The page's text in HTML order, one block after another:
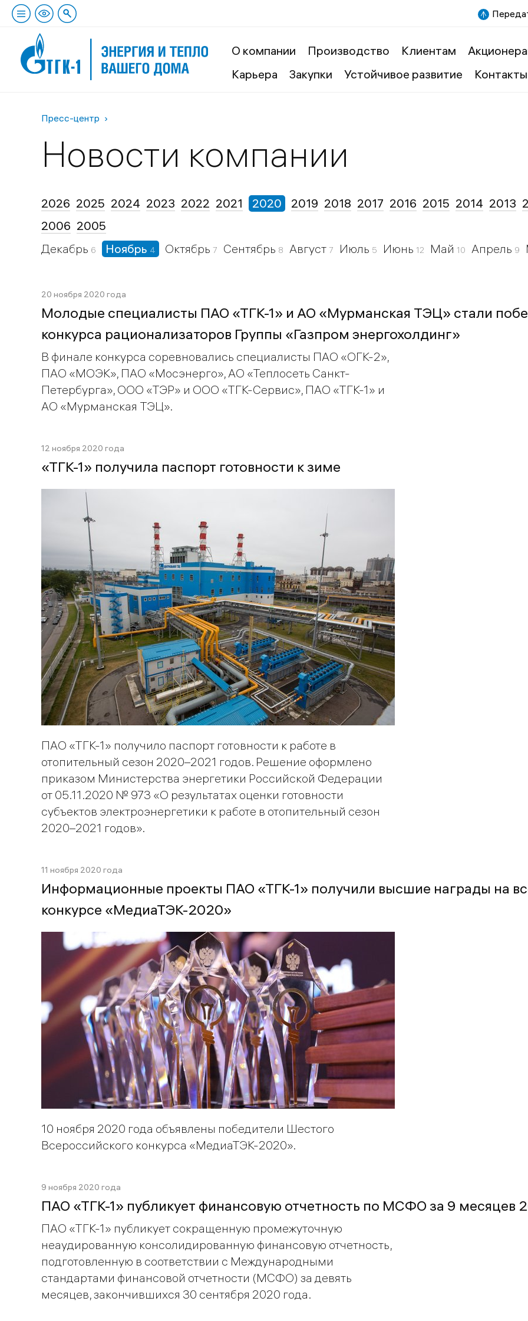
О компании Производство Клиентам
Карьера
Закупки Устойчивое развитие Контакты
Пресс-центр
Новости компании
2026 2025 2024 2023 2022 2021 2020
Декабрь 6 Ноябрь 4 Октябрь 7 Сентябрь 8 Август 7 Июль 5 Июнь 12 Май 10 Апрель 9
2019 2018 2017 2016 2015 2014 2013
2006 2005
20 ноября 2020 года
Молодые специалисты ПАО «ТГК-1» и АО «Мурманская ТЭЦ» стали
конкурса рационализаторов Группы «Газпром энергохолдинг»
В финале конкурса соревновались специалисты ПАО «ОГК-2»,
ПАО «МОЭК», ПАО «Мосэнерго», АО «Теплосеть Санкт-
Петербурга», ООО «ТЭР» и ООО «ТГК-Сервис», ПАО «ТГК-1» и
АО «Мурманская ТЭЦ».
12 ноября 2020 года
«ТГК-1» получила паспорт готовности к зиме
ПАО «ТГК-1» получило паспорт готовности к работе в
отопительный сезон 2020–2021 годов. Решение оформлено
приказом Министерства энергетики Российской Федерации
от 05.11.2020 № 973 «О результатах оценки готовности
субъектов электроэнергетики к работе в отопительный сезон
2020–2021 годов».
11 ноября 2020 года
Информационные проекты ПАО «ТГК-1» получили высшие награды на
конкурсе «МедиаТЭК-2020»
10 ноября 2020 года объявлены победители Шестого
Всероссийского конкурса «МедиаТЭК-2020».
9 ноября 2020 года
ПАО «ТГК-1» публикует финансовую отчетность по МСФО за 9 месяцев
ПАО «ТГК-1» публикует сокращенную промежуточную
неаудированную консолидированную финансовую отчетность,
подготовленную в соответствии с Международными
стандартами финансовой отчетности (МСФО) за девять
месяцев, закончившихся 30 сентября 2020 года.